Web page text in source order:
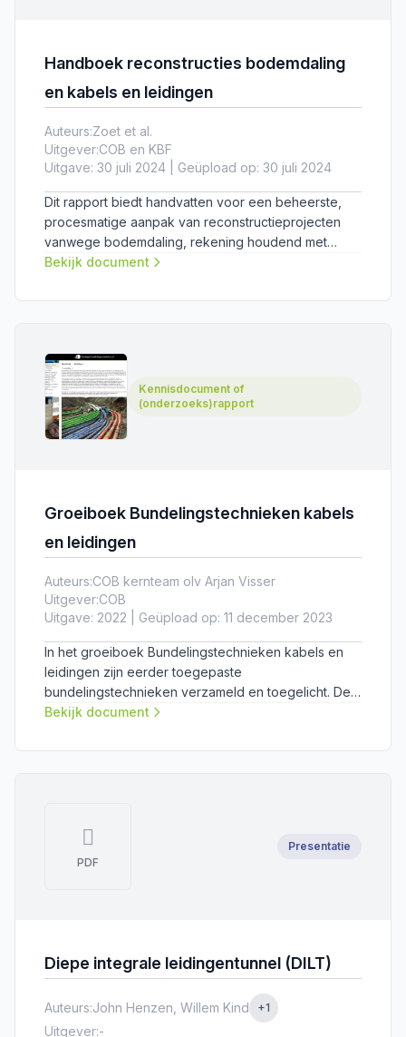
Handboek reconstructies bodemdaling
en kabels en leidingen
Auteurs:Zoet et al.
Uitgever:COB en KBF
Uitgave: 30 juli 2024 | Geüpload op: 30 juli 2024
Dit rapport biedt handvatten voor een beheerste,
procesmatige aanpak van reconstructieprojecten
vanwege bodemdaling, rekening houdend met
kabels en leidingen.
Bekijk document
Kennisdocument of
(onderzoeks)rapport
Groeiboek Bundelingstechnieken kabels
en leidingen
Auteurs:COB kernteam olv Arjan Visser
Uitgever:COB
Uitgave: 2022 | Geüpload op: 11 december 2023
In het groeiboek Bundelingstechnieken kabels en
leidingen zijn eerder toegepaste
bundelingstechnieken verzameld en toegelicht. De
opstellers willen inspireren tot verdieping in de
Bekijk document
PDF
Presentatie
Diepe integrale leidingentunnel (DILT)
Auteurs:John Henzen, Willem Kind +1
Uitgever:-